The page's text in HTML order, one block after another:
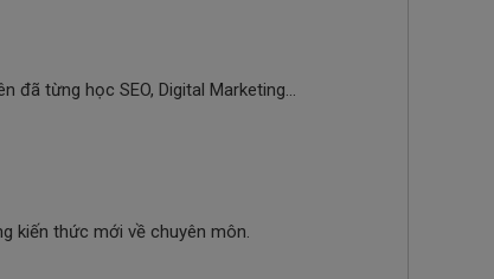
đã từng học SEO, Digital Marketing...
kiến thức mới về chuyên môn.